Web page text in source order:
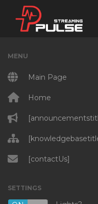
MENU
Main Page
Home
[contactUs]
SETTINGS